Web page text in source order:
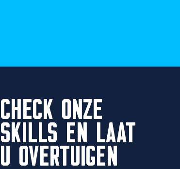
CHECK ONZE
SKILLS EN LAAT
U OVERTUIGEN